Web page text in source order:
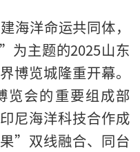
海洋命运共同体，
为主题的2025山东
博览城隆重开幕。
览会的重要组成部
尼海洋科技合作成
”双线融合、同台